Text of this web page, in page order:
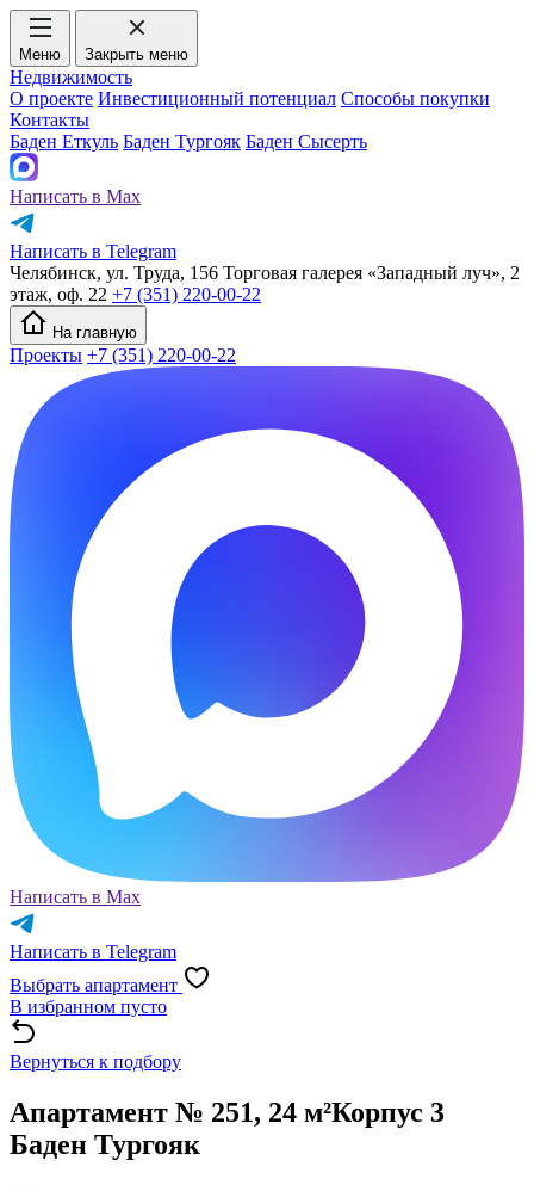
Меню Закрыть меню
Недвижимость
О проекте Инвестиционный потенциал Способы покупки
Контакты
Баден Еткуль Баден Тургояк Баден Сысерть
Написать в Max
Написать в Telegram
Челябинск, ул. Труда, 156 Торговая галерея «Западный луч», 2
этаж, оф. 22 +7 (351) 220-00-22
На главную
Проекты +7 (351) 220-00-22
Написать в Max
Написать в Telegram
Выбрать апартамент
В избранном пусто
Вернуться к подбору
Апартамент № 251, 24 м²Корпус 3
Баден Тургояк